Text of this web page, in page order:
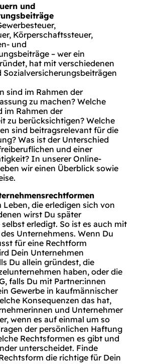
und
Körperschaftssteuer,
und
– wer ein
hat mit verschiedenen
Sozialversicherungsbeiträgen
sind im Rahmen der
zu machen? Welche
im Rahmen der
zu berücksichtigen? Welche
sind beitragsrelevant für die
Was ist der Unterschied
und einer
In unserer Online-
wir einen Überblick sowie
Leben, die erledigen sich von
wirst Du später
erledigt. So ist es auch mit
Unternehmens. Wenn Du
für eine Rechtform
Dein Unternehmen
Du allein gründest, die
haben, oder die
falls Du mit Partner:innen
Gewerbe in kaufmännischer
Konsequenzen das hat,
und Unternehmer
wenn es auf einmal um so
der persönlichen Haftung
Rechtsformen es gibt und
unterscheidet. Finde
die richtige für Dein